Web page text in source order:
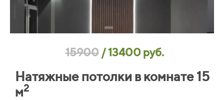
15900 /13400 руб.
Натяжные потолки в комнате 15
м2